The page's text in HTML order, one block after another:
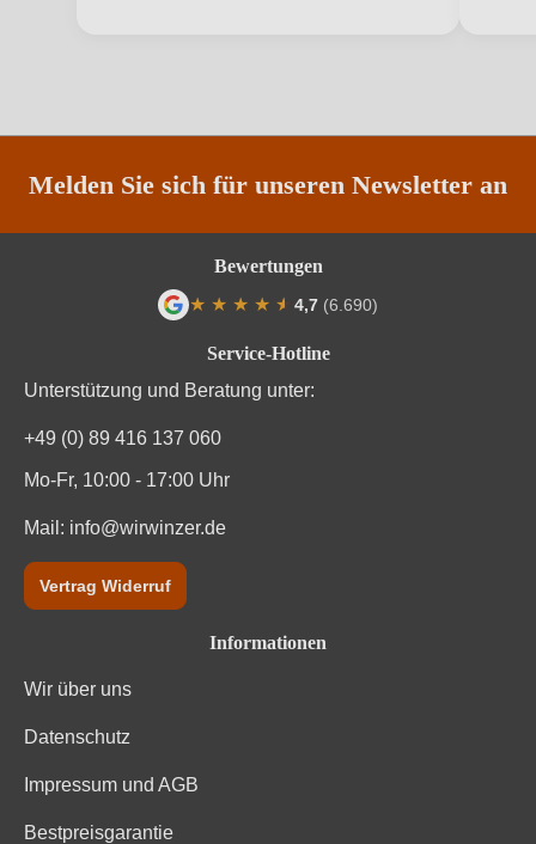
Hersteller
Rallo Estates S.r.l. Soc. Agr., Via Gambini 9, 91025
Qualität
Rebsorte
Restzucker in g/L
Melden Sie sich für unseren Newsletter an
Service-Hotline
Unterstützung und Beratung unter:
+49 (0) 89 416 137 060
Mo-Fr, 10:00 - 17:00 Uhr
Mail: info@wirwinzer.de
Vertrag Widerruf
Informationen
Wir über uns
Datenschutz
Impressum und AGB
Bestpreisgarantie
Bewertungen
★ ★ ★ ★ ★
★ 4,7 (6.690)